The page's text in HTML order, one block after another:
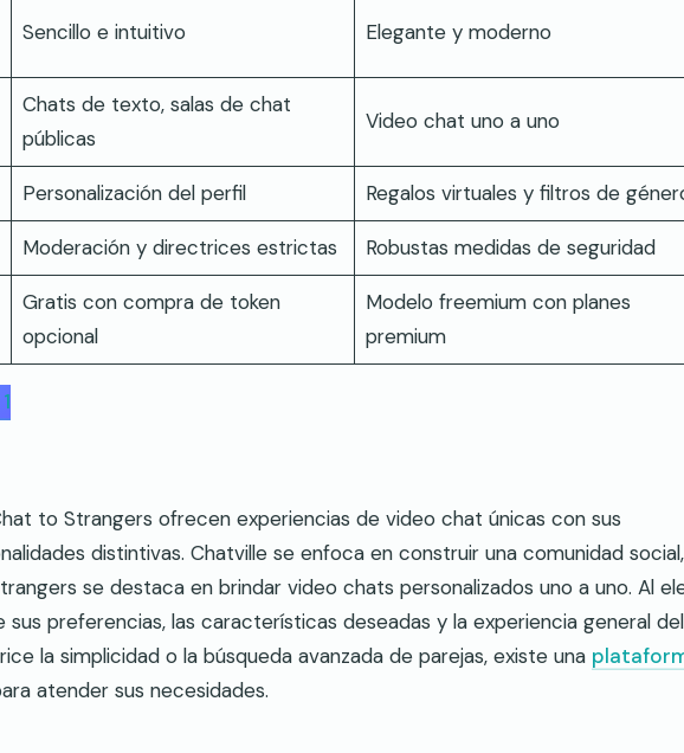
Sencillo e intuitivo Elegante y moderno
Chats de texto, salas de chat
públicas
Video chat uno a uno
Personalización del perfil Regalos virtuales y filtros de
Moderación y directrices estrictas Robustas medidas de seguridad
Gratis con compra de token
opcional
Modelo freemium con planes
premium
to Strangers ofrecen experiencias de video chat únicas con sus
distintivas. Chatville se enfoca en construir una comunidad social,
se destaca en brindar video chats personalizados uno a uno. Al
sus preferencias, las características deseadas y la experiencia general del
la simplicidad o la búsqueda avanzada de parejas, existe una
atender sus necesidades.